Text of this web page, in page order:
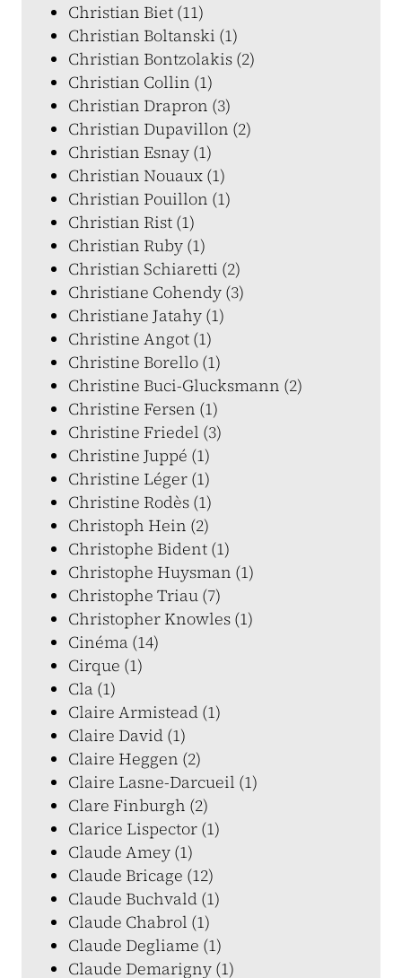
Christian Biet (11)
Christian Boltanski (1)
Christian Bontzolakis (2)
Christian Collin (1)
Christian Drapron (3)
Christian Dupavillon (2)
Christian Esnay (1)
Christian Nouaux (1)
Christian Pouillon (1)
Christian Rist (1)
Christian Ruby (1)
Christian Schiaretti (2)
Christiane Cohendy (3)
Christiane Jatahy (1)
Christine Angot (1)
Christine Borello (1)
Christine Buci-Glucksmann (2)
Christine Fersen (1)
Christine Friedel (3)
Christine Juppé (1)
Christine Léger (1)
Christine Rodès (1)
Christoph Hein (2)
Christophe Bident (1)
Christophe Huysman (1)
Christophe Triau (7)
Christopher Knowles (1)
Cinéma (14)
Cirque (1)
Cla (1)
Claire Armistead (1)
Claire David (1)
Claire Heggen (2)
Claire Lasne-Darcueil (1)
Clare Finburgh (2)
Clarice Lispector (1)
Claude Amey (1)
Claude Bricage (12)
Claude Buchvald (1)
Claude Chabrol (1)
Claude Degliame (1)
Claude Demarigny (1)